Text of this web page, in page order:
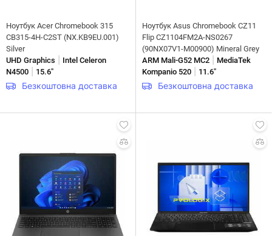
Ноутбук Acer Chromebook 315
CB315-4H-C2ST (NX.KB9EU.001)
Silver
UHD Graphics
Intel Celeron
N4500
15.6"
Безкоштовна доставка
Ноутбук Asus Chromebook CZ11
Flip CZ1104FM2A-NS0267
(90NX07V1-M00900) Mineral Grey
ARM Mali-G52 MC2
MediaTek
Kompanio 520
11.6"
Безкоштовна доставка